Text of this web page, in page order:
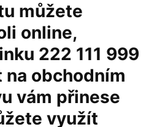
můžete
online,
222 111 999
obchodním
vám přinese
využít